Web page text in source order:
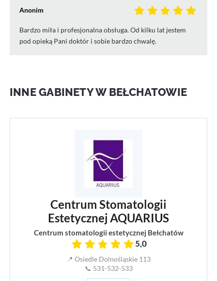
Anonim
Bardzo miła i profesjonalna obsługa. Od kilku lat jestem
pod opieką Pani doktór i sobie bardzo chwalę.
INNE GABINETY W BEŁCHATOWIE
Centrum Stomatologii
Estetycznej AQUARIUS
Centrum stomatologii estetycznej Bełchatów
5,0
📍 Osiedle Dolnośląskie 113
📞 531-532-533